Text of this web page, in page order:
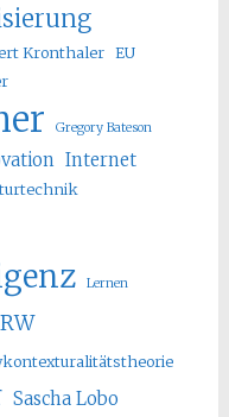
Kronthaler EU
Gregory Bateson
Internet
Lernen
Sascha Lobo